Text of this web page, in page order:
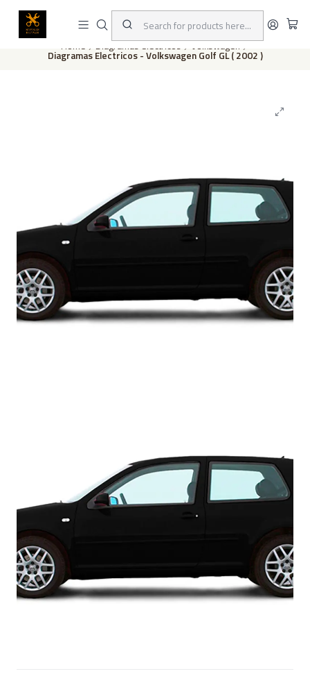
This is the slide text
Home Diagramas eléctricos Volkswagen
Diagramas Electricos - Volkswagen Golf GL ( 2002 )